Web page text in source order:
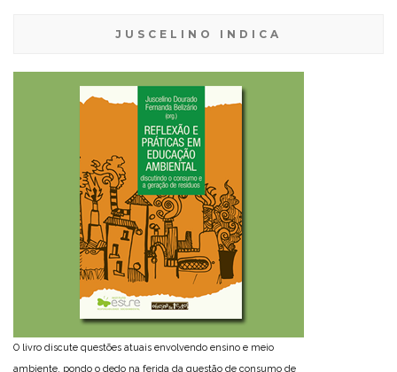
JUSCELINO INDICA
O livro discute questões atuais envolvendo ensino e meio
ambiente, pondo o dedo na ferida da questão de consumo de